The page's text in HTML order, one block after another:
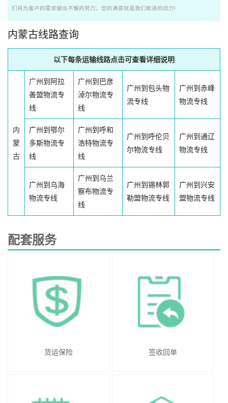
们将为客户的需求做出不懈的努力，您的满意就是我们前进的动力!
内蒙古线路查询
以下每条运输线路点击可查看详细说明
内
蒙
古
广州到阿拉
善盟物流专
线
广州到巴彦
淖尔物流专
线
广州到包头物
流专线
广州到赤峰
物流专线
广州到鄂尔
多斯物流专
线
广州到呼和
浩特物流专
线
广州到呼伦贝
尔物流专线
广州到通辽
物流专线
广州到乌海
物流专线
广州到乌兰
察布物流专
线
广州到锡林郭
勒盟物流专线
广州到兴安
盟物流专线
配套服务
货运保险 签收回单